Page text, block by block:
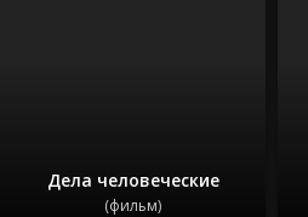
Дела человеческие
(фильм)